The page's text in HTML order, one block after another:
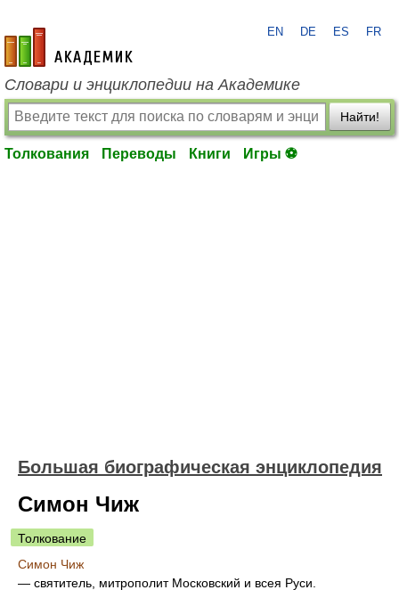
academic.ru
EN DE ES FR
Словари и энциклопедии на Академике
Найти!
Толкования Переводы Книги Игры ⚽
Большая биографическая энциклопедия
Симон Чиж
Толкование
Симон Чиж
— святитель, митрополит Московский и всея Руси.